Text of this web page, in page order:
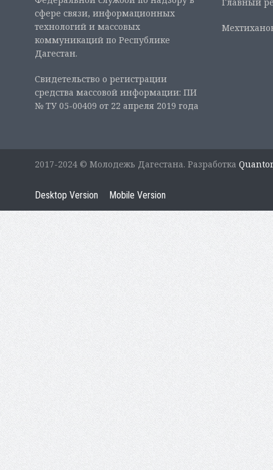
сфере связи, информационных
технологий и массовых
коммуникаций по Республике
Дагестан.
Свидетельство о регистрации
средства массовой информации: ПИ
№ ТУ 05-00409 от 22 апреля 2019 года
2017-2024 © Молодежь Дагестана. Разработка
Desktop Version Mobile Version